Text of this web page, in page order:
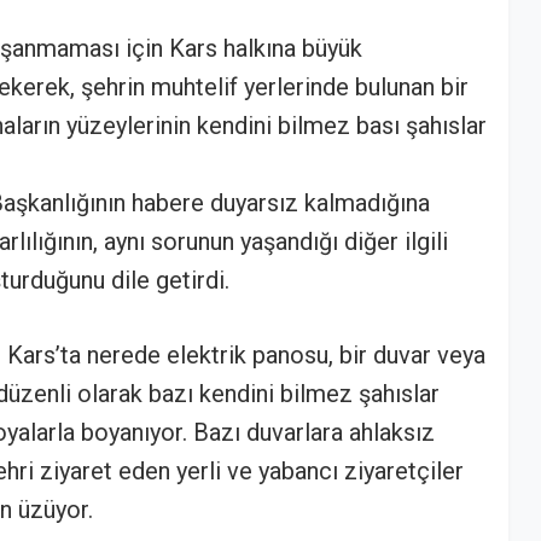
için Kars halkına büyük
şehrin muhtelif yerlerinde bulunan bir
yüzeylerinin kendini bilmez bası şahıslar
habere duyarsız kalmadığına
aynı sorunun yaşandığı diğer ilgili
dile getirdi.
nerede elektrik panosu, bir duvar veya
olarak bazı kendini bilmez şahıslar
boyanıyor. Bazı duvarlara ahlaksız
ziyaret eden yerli ve yabancı ziyaretçiler
üzüyor.